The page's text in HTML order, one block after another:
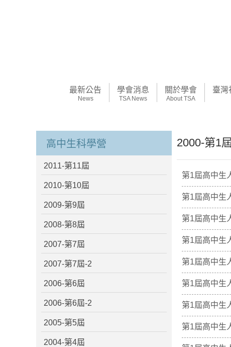
最新公告
News
學會消息
TSA News
關於學會
About TSA
臺灣
高中生科學營
2011-第11屆
2010-第10屆
2009-第9屆
2008-第8屆
2007-第7屆
2007-第7屆-2
2006-第6屆
2006-第6屆-2
2005-第5屆
2004-第4屆
2000-第1屆
第1屆高中生
第1屆高中生
第1屆高中生
第1屆高中生
第1屆高中生
第1屆高中生
第1屆高中生
第1屆高中生